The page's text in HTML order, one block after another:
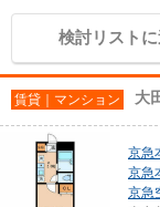
検討リスト
賃貸｜マンション 大
京急
京急
京急